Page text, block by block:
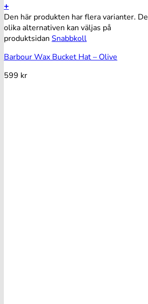
+
Den här produkten har flera varianter. De
olika alternativen kan väljas på
produktsidan Snabbkoll
Barbour Wax Bucket Hat – Olive
599 kr